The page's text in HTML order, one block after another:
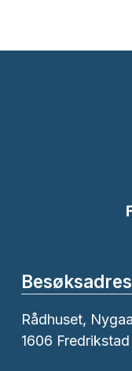
med annet
Hva
om
Rådhuset,
1606 Fredrikstad